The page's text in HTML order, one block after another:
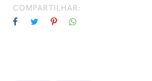
COMPARTILHAR: